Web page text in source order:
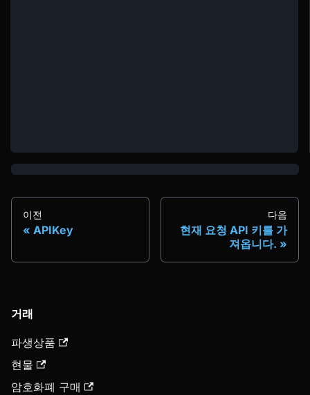
이전
APIKey
다음
현재 요청 API 키를 가
져옵니다.
거래
파생상품
현물
암호화폐 구매